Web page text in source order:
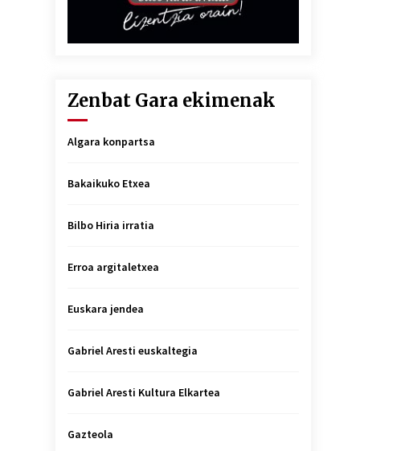
Zenbat Gara ekimenak
Algara konpartsa
Bakaikuko Etxea
Bilbo Hiria irratia
Erroa argitaletxea
Euskara jendea
Gabriel Aresti euskaltegia
Gabriel Aresti Kultura Elkartea
Gazteola